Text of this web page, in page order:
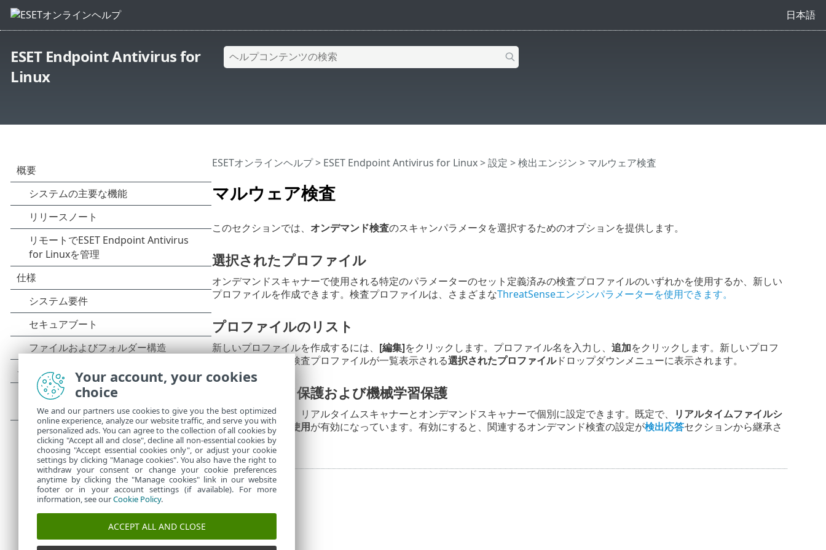
日本語
ESET Endpoint Antivirus for
Linux
マルウェア検査
ESETオンラインヘルプ> ESET Endpoint Antivirus for Linux>設定 >検出エンジン > マルウェア検査
このセクションでは、 オンデマンド検査のスキャンパラメータを選択するためのオプションを提供します。
選択されたプロファイル
オンデマンドスキャナーで使用される特定のパラメーターのセット定義済みの検査プロファイルのいずれかを使用するか、新しい
プロファイルを作成できます。検査プロファイルは、さまざまなThreatSenseエンジンパラメーターを使用できます。
プロファイルのリスト
新しいプロファイルを作成するには、 [編集]をクリックします。プロファイル名を入力し、 追加をクリックします。新しいプロフ
ァイルは、既存の検査プロファイルが一覧表示される選択されたプロファイルドロップダウンメニューに表示されます。
オンデマンド保護および機械学習保護
スキャナー設定は、リアルタイムスキャナーとオンデマンドスキャナーで個別に設定できます。既定で、
リアルタイムファイルシ
ステム保護設定を使用が有効になっています。有効にすると、関連するオンデマンド検査の設定が検出応答セクションから継承さ
れます。
Your account, your cookies
choice
We and our partners use cookies to give you the best optimized
online experience, analyze our website traffic, and serve you with
personalized ads. You can agree to the collection of all cookies by
clicking "Accept all and close", decline all non-essential cookies by
choosing "Accept essential cookies only", or adjust your cookie
settings by clicking "Manage cookies". You also have the right to
withdraw your consent or change your cookie preferences
anytime by clicking the "Manage cookies" link in our website
footer or in your account settings (if available). For more
information, see ourCookie Policy.
ACCEPT ALL AND CLOSE